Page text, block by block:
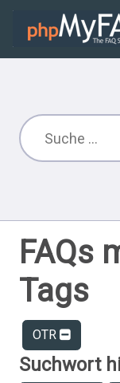
FAQs
Tags
OTR
Suchwort